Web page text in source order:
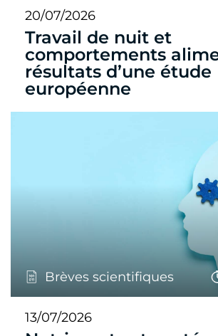
20/07/2026
Travail de nuit et
comportements
résultats d’une étude
européenne
Brèves scientifiques
13/07/2026